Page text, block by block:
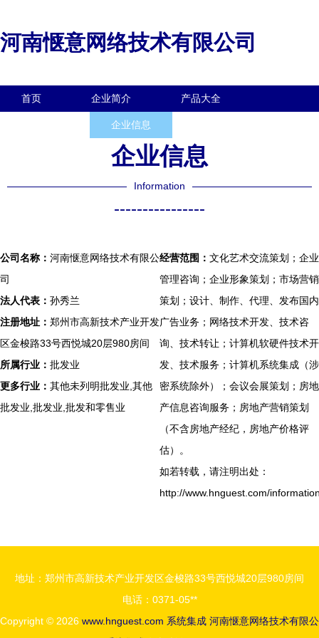
河南惬意网络技术有限公司
首页 企业简介 产品大全
企业信息
企业信息
Information
----------------
公司名称： 河南惬意网络技术有限公
司
法人代表： 孙秀兰
注册地址： 郑州市高新技术产业开发
区金梭路33号西悦城20层980房间
所属行业： 批发业
更多行业： 其他未列明批发业,其他
批发业,批发业,批发和零售业
经营范围： 文化艺术交流策划；企业
管理咨询；企业形象策划；市场营销
策划；设计、制作、代理、发布国内
广告业务；网络技术开发、技术咨
询、技术转让；计算机软硬件技术开
发、技术服务；计算机系统集成（涉
密系统除外）；会议会展策划；房地
产信息咨询服务；房地产营销策划
（不含房地产经纪，房地产价格评
估）。
如若转载，请注明出处：
http://www.hnguest.com/
地址：郑州市高新技术产业开发区金梭路33号西悦城20层980房间
电话：0371-05**
Copyright © 2026 www.hnguest.com 系统集成 河南惬意网络技术有限公